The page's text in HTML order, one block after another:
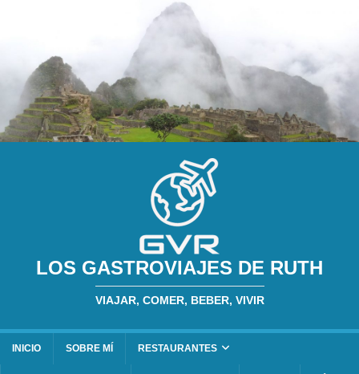
LOS GASTROVIAJES DE RUTH
VIAJAR, COMER, BEBER, VIVIR
INICIO SOBRE MÍ RESTAURANTES